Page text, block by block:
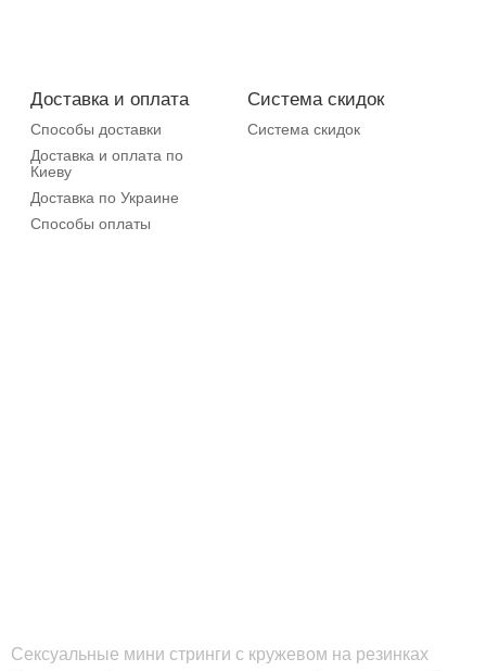
Сексуальные мини стринги с кружевом на резинках
Доставка и оплата
Способы доставки
Доставка и оплата по
Киеву
Доставка по Украине
Способы оплаты
Система скидок
Система скидок